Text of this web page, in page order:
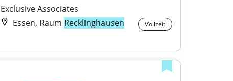
Exclusive Associates
Essen, Raum Recklinghausen Vollzeit